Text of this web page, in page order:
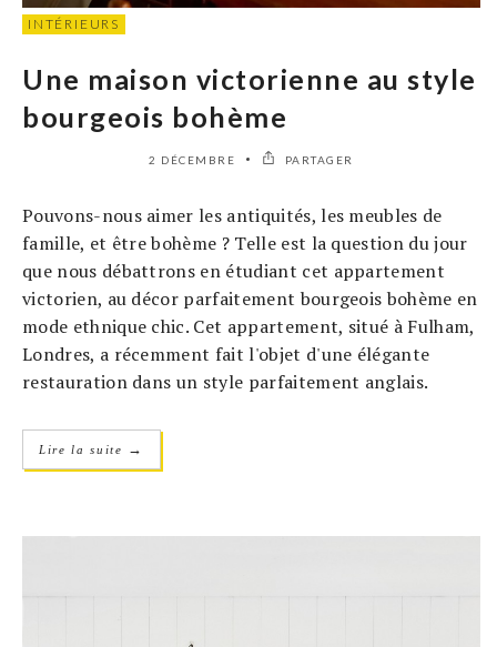
INTÉRIEURS
Une maison victorienne au style
bourgeois bohème
2 DÉCEMBRE PARTAGER
Pouvons-nous aimer les antiquités, les meubles de
famille, et être bohème ? Telle est la question du jour
que nous débattrons en étudiant cet appartement
victorien, au décor parfaitement bourgeois bohème en
mode ethnique chic. Cet appartement, situé à Fulham,
Londres, a récemment fait l'objet d'une élégante
restauration dans un style parfaitement anglais.
Lire la suite →